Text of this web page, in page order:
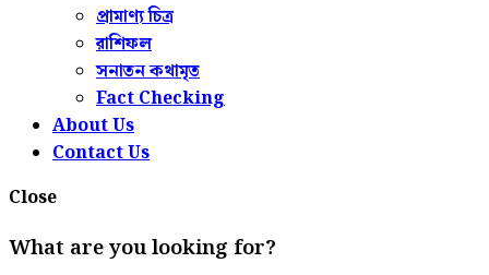
প্রামাণ্য চিত্র
রাশিফল
সনাতন কথামৃত
Fact Checking
About Us
Contact Us
Close
What are you looking for?